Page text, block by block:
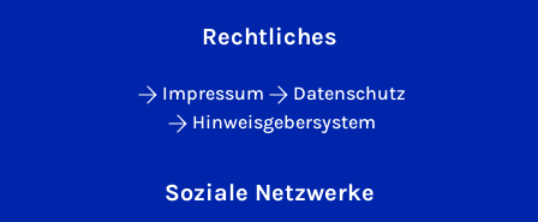
Rechtliches
Impressum
Datenschutz
Hinweisgebersystem
Soziale Netzwerke